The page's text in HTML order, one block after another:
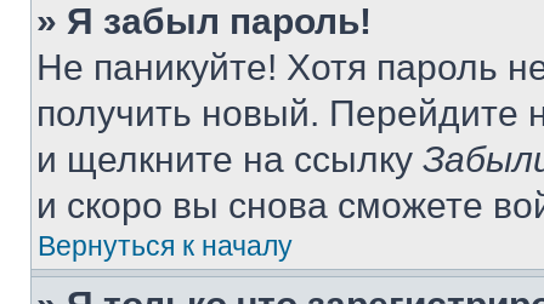
» Я забыл пароль!
Не паникуйте! Хотя пароль
получить новый. Перейдите
и щелкните на ссылку
и скоро вы снова сможете
Вернуться к началу